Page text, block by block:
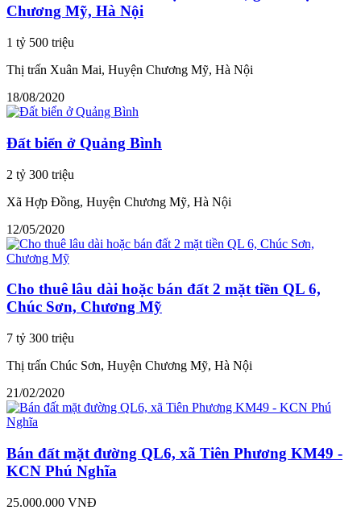
Chương Mỹ, Hà Nội
1 tỷ 500 triệu
Thị trấn Xuân Mai, Huyện Chương Mỹ, Hà Nội
18/08/2020
Đất biển ở Quảng Bình
2 tỷ 300 triệu
Xã Hợp Đồng, Huyện Chương Mỹ, Hà Nội
12/05/2020
Cho thuê lâu dài hoặc bán đất 2 mặt tiền QL 6,
Chúc Sơn, Chương Mỹ
7 tỷ 300 triệu
Thị trấn Chúc Sơn, Huyện Chương Mỹ, Hà Nội
21/02/2020
Bán đất mặt đường QL6, xã Tiên Phương KM49 -
KCN Phú Nghĩa
25.000.000 VNĐ